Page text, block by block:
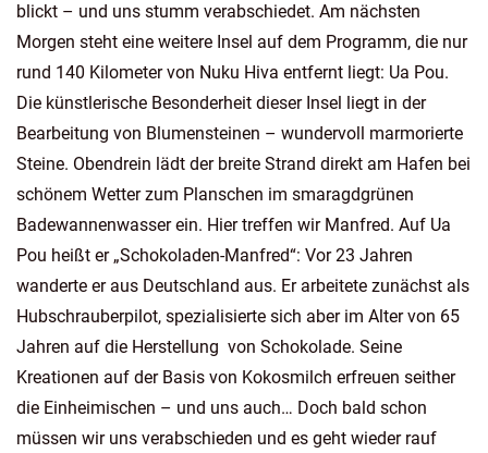
blickt – und uns stumm verabschiedet. Am nächsten
Morgen steht eine weitere Insel auf dem Programm, die nur
rund 140 Kilometer von Nuku Hiva entfernt liegt: Ua Pou.
Die künstlerische Besonderheit dieser Insel liegt in der
Bearbeitung von Blumensteinen – wundervoll marmorierte
Steine. Obendrein lädt der breite Strand direkt am Hafen bei
schönem Wetter zum Planschen im smaragdgrünen
Badewannenwasser ein. Hier treffen wir Manfred. Auf Ua
Pou heißt er „Schokoladen-Manfred“: Vor 23 Jahren
wanderte er aus Deutschland aus. Er arbeitete zunächst als
Hubschrauberpilot, spezialisierte sich aber im Alter von 65
Jahren auf die Herstellung von Schokolade. Seine
Kreationen auf der Basis von Kokosmilch erfreuen seither
die Einheimischen – und uns auch… Doch bald schon
müssen wir uns verabschieden und es geht wieder rauf